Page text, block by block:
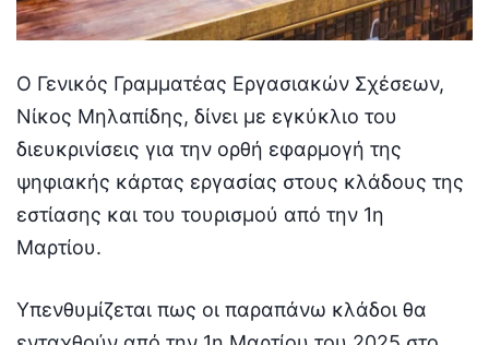
Ο Γενικός Γραμματέας Εργασιακών Σχέσεων,
Νίκος Μηλαπίδης, δίνει με εγκύκλιο του
διευκρινίσεις για την ορθή εφαρμογή της
ψηφιακής κάρτας εργασίας στους κλάδους της
εστίασης και του τουρισμού από την 1η
Μαρτίου.
Υπενθυμίζεται πως οι παραπάνω κλάδοι θα